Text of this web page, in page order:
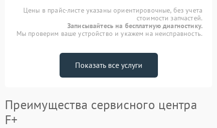
Цены в прайс-листе указаны ориентировочные, без учета
стоимости запчастей.
Записывайтесь на бесплатную диагностику.
Мы проверим ваше устройство и укажем на неисправность.
Показать все услуги
Преимущества сервисного центра
F+